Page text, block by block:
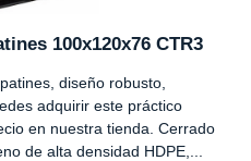
100x120x76 CTR3
diseño robusto,
adquirir este práctico
en nuestra tienda. Cerrado
de alta densidad HDPE,...